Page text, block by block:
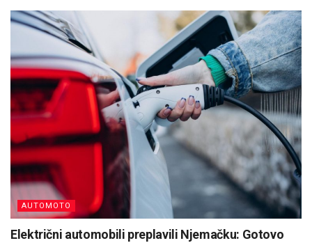
AUTOMOTO
Električni automobili preplavili Njemačku: Gotovo